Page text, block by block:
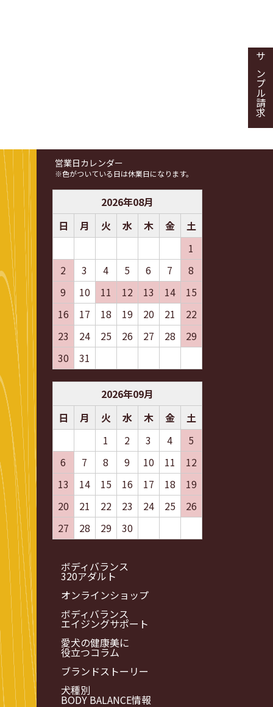
サンプル請求
営業日カレンダー
※色がついている日は休業日になります。
2026年08月
日
月 火 水 木 金
土
1
2
3 4 5 6 7
8
9
10 11 12 13 14
15
16
17 18 19 20 21
22
23
24 25 26 27 28
29
30
31
2026年09月
日
月 火 水 木 金
土
1
2 3 4
5
6
7 8 9 10 11
12
13
14 15 16 17 18
19
20
21 22 23 24 25
26
27
28 29 30
ボディバランス
320アダルト
オンラインショップ
ボディバランス
エイジングサポート
愛犬の健康美に
役立つコラム
ブランドストーリー
犬種別
BODY BALANCE情報